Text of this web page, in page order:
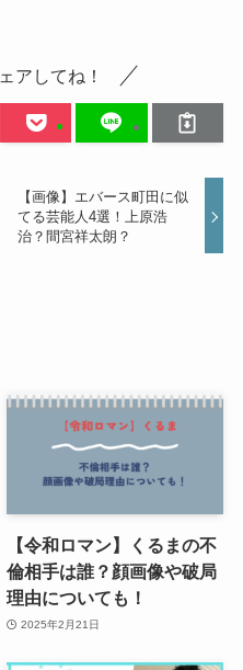
アしてね！
【画像】エバース町田に似
てる芸能人4選！上原浩
治？間宮祥太朗？
【令和ロマン】くるまの不
倫相手は誰？顔画像や破局
理由についても！
2025年2月21日